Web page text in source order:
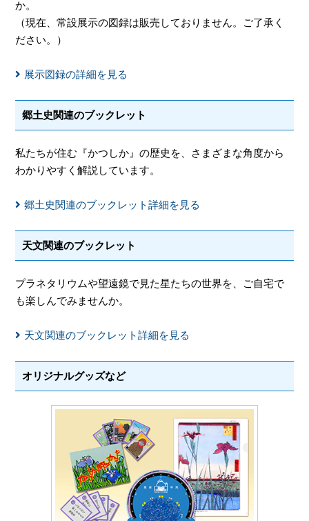
か。
（現在、常設展示の図録は販売しておりません。ご了承く
ださい。）
展示図録の詳細を見る
郷土史関連のブックレット
私たちが住む『かつしか』の歴史を、さまざまな角度から
わかりやすく解説しています。
郷土史関連のブックレット詳細を見る
天文関連のブックレット
プラネタリウムや望遠鏡で見た星たちの世界を、ご自宅で
も楽しんでみませんか。
天文関連のブックレット詳細を見る
オリジナルグッズなど